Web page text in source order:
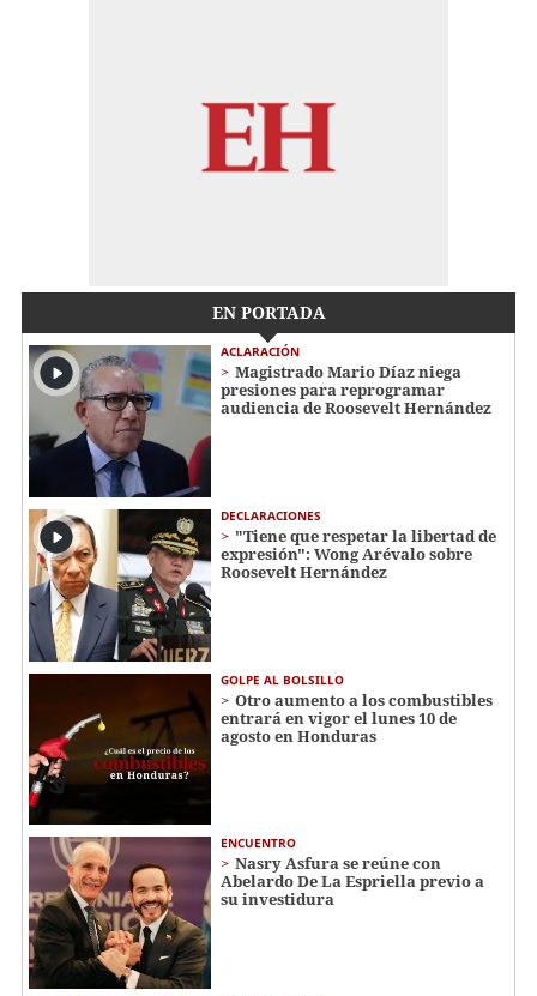
EN PORTADA
ACLARACIÓN
Magistrado Mario Díaz niega
presiones para reprogramar
audiencia de Roosevelt Hernández
DECLARACIONES
"Tiene que respetar la libertad de
expresión": Wong Arévalo sobre
Roosevelt Hernández
GOLPE AL BOLSILLO
Otro aumento a los combustibles
entrará en vigor el lunes 10 de
agosto en Honduras
ENCUENTRO
Nasry Asfura se reúne con
Abelardo De La Espriella previo a
su investidura